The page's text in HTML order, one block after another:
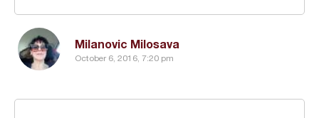
Milanovic Milosava
October 6, 2016, 7:20 pm